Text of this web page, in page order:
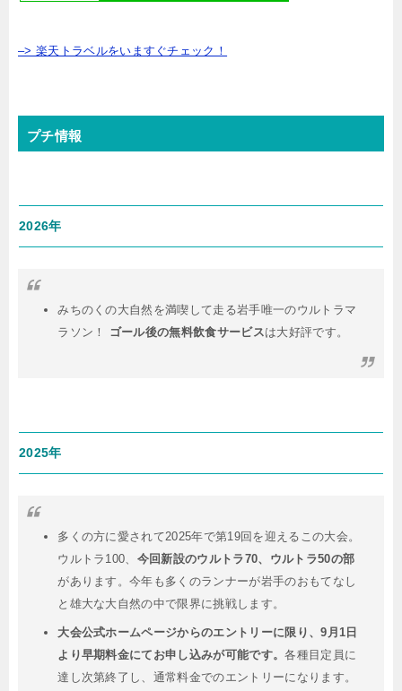
–> 楽天トラベルをいますぐチェック！
プチ情報
2026年
みちのくの大自然を満喫して走る岩手唯一のウルトラマ
ラソン！ ゴール後の無料飲食サービスは大好評です。
2025年
多くの方に愛されて2025年で第19回を迎えるこの大会。
ウルトラ100、 今回新設のウルトラ70、ウルトラ50の部
があります。今年も多くのランナーが岩手のおもてなし
と雄大な大自然の中で限界に挑戦します。
大会公式ホームページからのエントリーに限り、9月1日
より早期料金にてお申し込みが可能です。各種目定員に
達し次第終了し、通常料金でのエントリーになります。